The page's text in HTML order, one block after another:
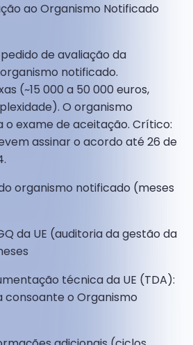
ao Organismo Notificado
de avaliação da
notificado.
(~15 000 a 50 000 euros,
O organismo
exame de aceitação. Crítico:
assinar o acordo até 26 de
organismo notificado (meses
da UE (auditoria da gestão da
técnica da UE (TDA):
consoante o Organismo